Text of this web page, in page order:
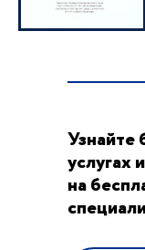
Узнайте
услугах
на